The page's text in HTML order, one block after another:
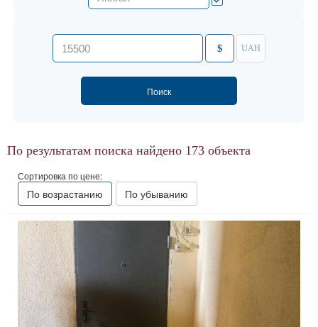
$ UAH
По результатам поиска найдено 173 объекта
Сортировка по цене:
По возрастанию По убыванию